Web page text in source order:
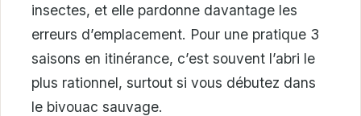
insectes, et elle pardonne davantage les
erreurs d’emplacement. Pour une pratique 3
saisons en itinérance, c’est souvent l’abri le
plus rationnel, surtout si vous débutez dans
le bivouac sauvage.